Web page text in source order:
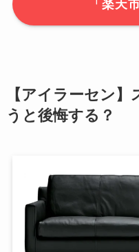
「楽天
【アイラーセン
うと後悔する？